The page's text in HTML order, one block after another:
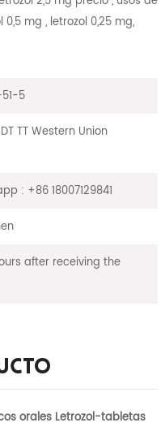
mg , letrozol 0,25 mg,
51-5
TT Western Union
: +86 18007129841
after receiving the
orales Letrozol-tabletas